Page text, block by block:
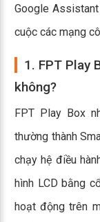
Google
cuộc các mạng
1. FPT Play
không?
FPT Play Box
thường thành
chạy hệ điều
hình LCD bằng
hoạt động trên